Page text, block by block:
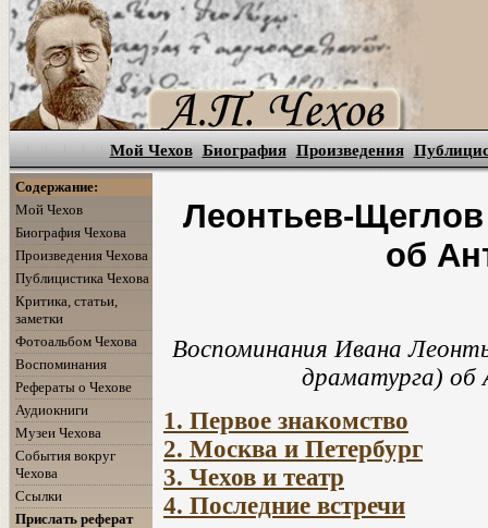
Мой Чехов Биография Произведения
Содержание:
Мой Чехов
Биография Чехова
Произведения Чехова
Публицистика Чехова
Критика, статьи,
заметки
Фотоальбом Чехова
Воспоминания
Рефераты о Чехове
Аудиокниги
Музеи Чехова
События вокруг
Чехова
Ссылки
Прислать реферат
Леонтьев-
об
Воспоминания Ивана
драматурга) об
1. Первое знакомство
2. Москва и Петербург
3. Чехов и театр
4. Последние встречи